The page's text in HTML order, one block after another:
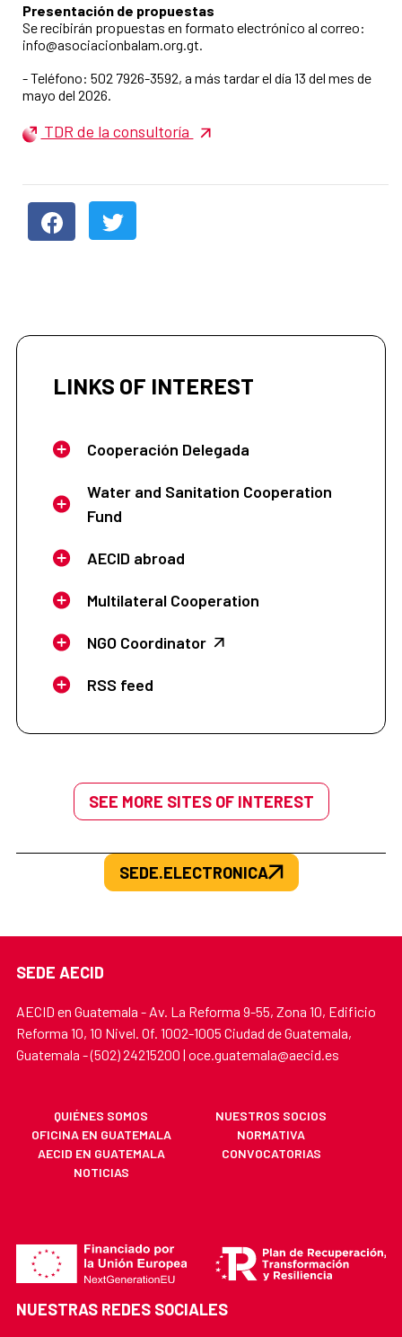
Presentación de propuestas
Se recibirán propuestas en formato electrónico al correo:
info@asociacionbalam.org.gt.
- Teléfono: 502 7926-3592, a más tardar el día 13 del mes de
mayo del 2026.
TDR de la consultoría
LINKS OF INTEREST
Cooperación Delegada
Water and Sanitation Cooperation
Fund
AECID abroad
Multilateral Cooperation
NGO Coordinator
RSS feed
SEE MORE SITES OF INTEREST
SEDE.ELECTRONICA
SEDE AECID
AECID en Guatemala - Av. La Reforma 9-55, Zona 10, Edificio
Reforma 10, 10 Nivel. Of. 1002-1005 Ciudad de Guatemala,
Guatemala - (502) 24215200 | oce.guatemala@aecid.es
QUIÉNES SOMOS
NUESTROS SOCIOS
OFICINA EN GUATEMALA
NORMATIVA
AECID EN GUATEMALA
CONVOCATORIAS
NOTICIAS
NUESTRAS REDES SOCIALES